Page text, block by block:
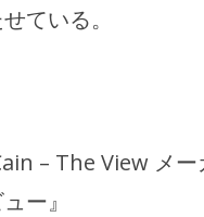
ている。
メ
ー』